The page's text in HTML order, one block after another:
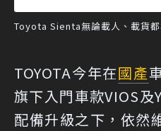
Toyota Sienta無論載人、載貨
TOYOTA今年在國產
旗下入門車款VIOS及
配備升級之下，依然